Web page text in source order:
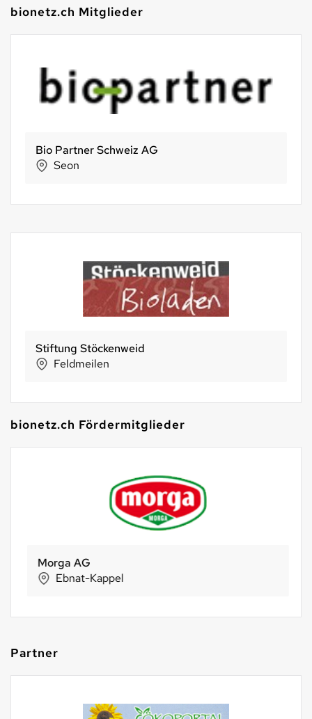
bionetz.ch Mitglieder
Bio Partner Schweiz AG
Seon
Stiftung Stöckenweid
Feldmeilen
bionetz.ch Fördermitglieder
Morga AG
Ebnat-Kappel
Partner